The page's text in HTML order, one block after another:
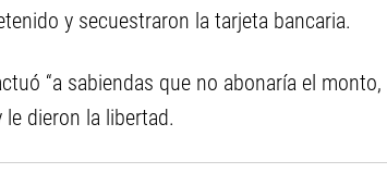
y secuestraron la tarjeta bancaria.
“a sabiendas que no abonaría el monto,
dieron la libertad.